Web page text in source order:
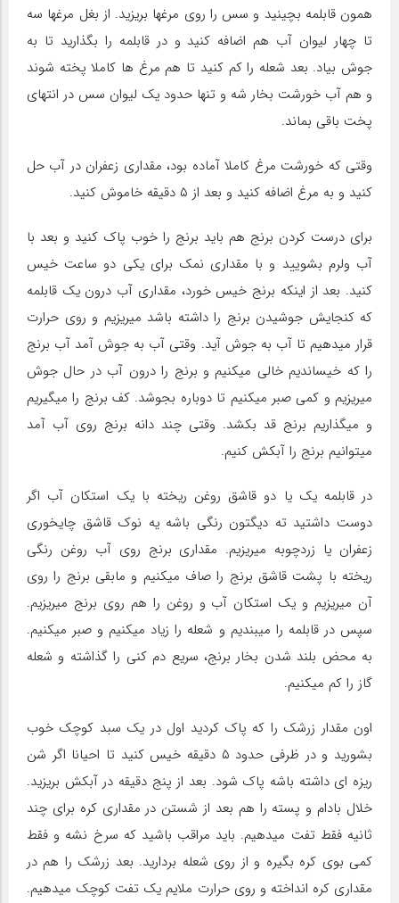
همون قابلمه بچینید و سس را روی مرغها بریزید. از بغل مرغها سه
تا چهار لیوان آب هم اضافه کنید و در قابلمه را بگذارید تا به
جوش بیاد. بعد شعله را کم کنید تا هم مرغ ها کاملا پخته شوند
و هم آب خورشت بخار شه و تنها حدود یک لیوان سس در انتهای
پخت باقی بماند.
وقتی که خورشت مرغ کاملا آماده بود، مقداری زعفران در آب حل
کنید و به مرغ اضافه کنید و بعد از ۵ دقیقه خاموش کنید.
برای درست کردن برنج هم باید برنج را خوب پاک کنید و بعد با
آب ولرم بشویید و با مقداری نمک برای یکی دو ساعت خیس
کنید. بعد از اینکه برنج خیس خورد، مقداری آب درون یک قابلمه
که کنجایش جوشیدن برنج را داشته باشد میریزیم و روی حرارت
قرار میدهیم تا آب به جوش آید. وقتی آب به جوش آمد آب برنج
را که خیساندیم خالی میکنیم و برنج را درون آب در حال جوش
میریزیم و کمی صبر میکنیم تا دوباره بجوشد. کف برنج را میگیریم
و میگذاریم برنج قد بکشد. وقتی چند دانه برنج روی آب آمد
میتوانیم برنج را آبکش کنیم.
در قابلمه یک یا دو قاشق روغن ریخته با یک استکان آب اگر
دوست داشتید ته دیگتون رنگی باشه یه نوک قاشق چایخوری
زعفران یا زردچوبه میریزیم. مقداری برنج روی آب روغن رنگی
ریخته با پشت قاشق برنج را صاف میکنیم و مابقی برنج را روی
آن میریزیم و یک استکان آب و روغن را هم روی برنج میریزیم.
سپس در قابلمه را میبندیم و شعله را زیاد میکنیم و صبر میکنیم.
به محض بلند شدن بخار برنج، سریع دم کنی را گذاشته و شعله
گاز را کم میکنیم.
اون مقدار زرشک را که پاک کردید اول در یک سبد کوچک خوب
بشورید و در ظرفی حدود ۵ دقیقه خیس کنید تا احیانا اگر شن
ریزه ای داشته باشه پاک شود. بعد از پنج دقیقه در آبکش بریزید.
خلال بادام و پسته را هم بعد از شستن در مقداری کره برای چند
ثانیه فقط تفت میدهیم. باید مراقب باشید که سرخ نشه و فقط
کمی بوی کره بگیره و از روی شعله بردارید. بعد زرشک را هم در
مقداری کره انداخته و روی حرارت ملایم یک تفت کوچک میدهیم.